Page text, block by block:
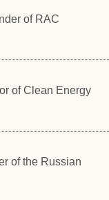
of RAC
of Clean Energy
of the Russian